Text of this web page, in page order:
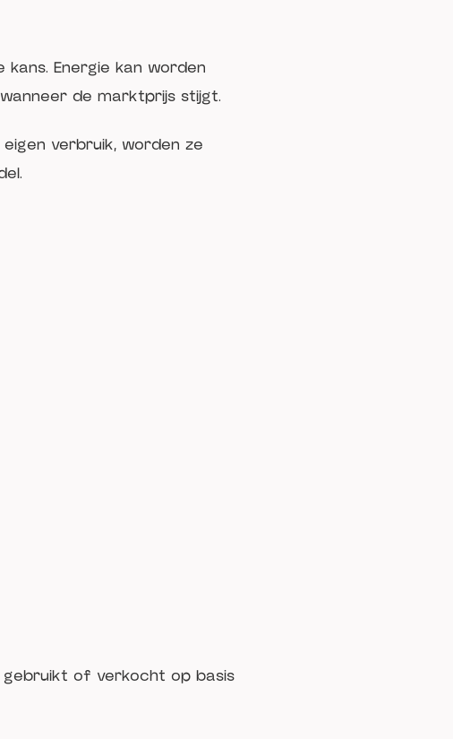
Energie kan worden
de marktprijs stijgt.
verbruik, worden ze
gebruikt of verkocht op basis